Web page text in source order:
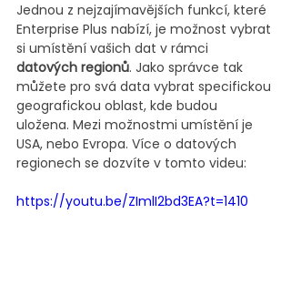
Jednou z nejzajímavějších funkcí, které
Enterprise Plus nabízí, je možnost vybrat
si umístění vašich dat v rámci
datových regionů. Jako správce tak
můžete pro svá data vybrat specifickou
geografickou oblast, kde budou
uložena. Mezi možnostmi umístění je
USA, nebo Evropa. Více o datových
regionech se dozvíte v tomto videu:
https://youtu.be/ZImlI2bd3EA?t=1410